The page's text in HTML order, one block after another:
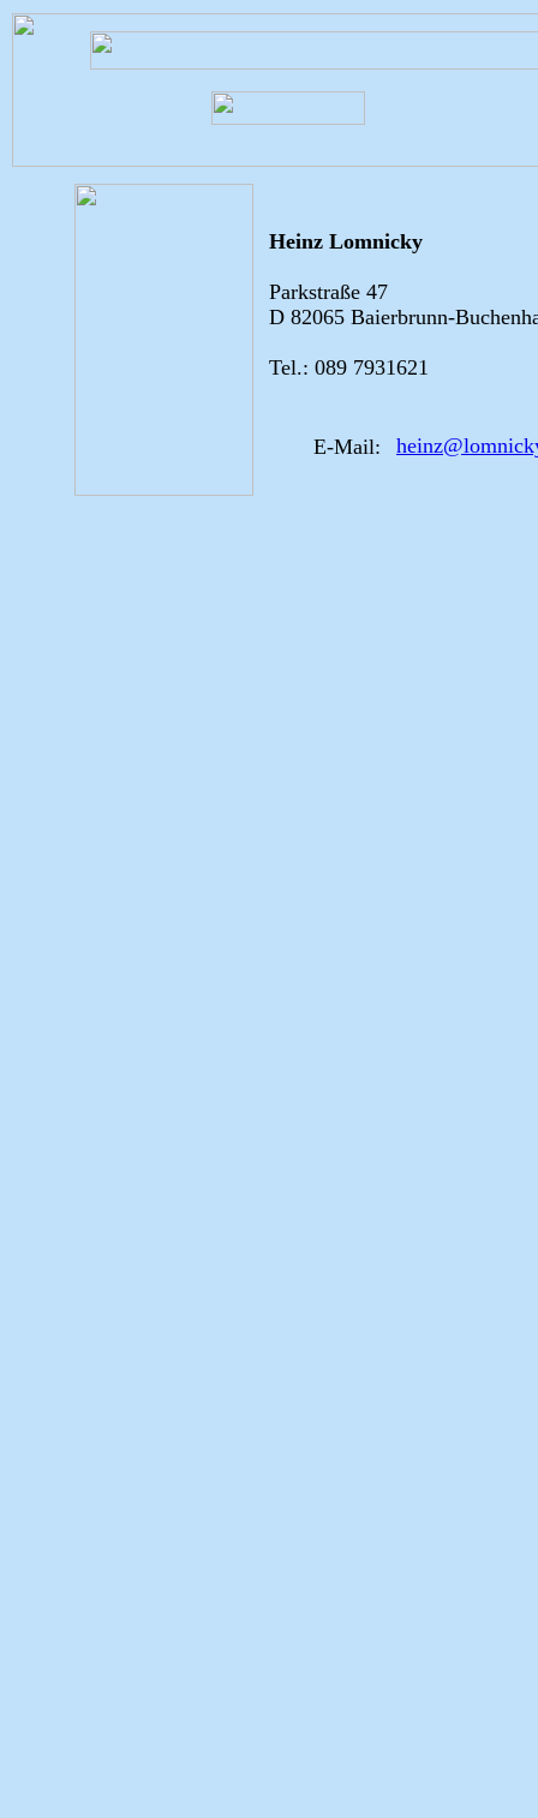
Heinz Lomnicky
Parkstraße 47
D 82065 Baierbrunn-
Tel.: 089 7931621
E-Mail: